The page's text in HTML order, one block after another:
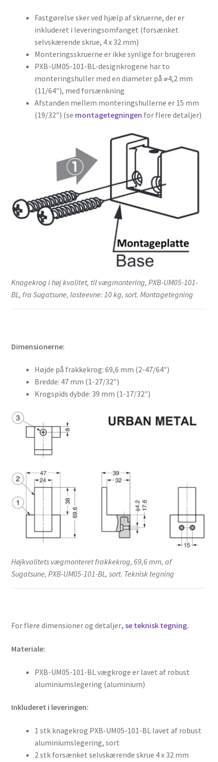
Fastgørelse sker ved hjælp af skruerne, der er
inkluderet i leveringsomfanget (forsænket
selvskærende skrue, 4 x 32 mm)
Monteringsskruerne er ikke synlige for brugeren
PXB-UM05-101-BL-designkrogene har to
monteringshuller med en diameter på ⌀4,2 mm
(11/64″), med forsænkning
Afstanden mellem monteringshullerne er 15 mm
(19/32″) (se montagetegningen for flere detaljer)
Knagekrog i høj kvalitet, til vægmontering, PXB-UM05-101-
BL, fra Sugatsune, lasteevne: 10 kg, sort. Montagetegning
Dimensionerne:
Højde på frakkekrog: 69,6 mm (2-47/64″)
Bredde: 47 mm (1-27/32″)
Krogspids dybde: 39 mm (1-17/32″)
Højkvalitets vægmonteret frakkekrog, 69,6 mm, af
Sugatsune, PXB-UM05-101-BL, sort. Teknisk tegning
For flere dimensioner og detaljer, se teknisk tegning.
Materiale:
PXB-UM05-101-BL vægkroge er lavet af robust
aluminiumslegering (aluminium)
Inkluderet i leveringen:
1 stk knagekrog PXB-UM05-101-BL lavet af robust
aluminiumslegering, sort
2 stk forsænket selvskærende skrue 4 x 32 mm